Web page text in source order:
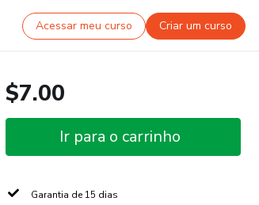
Acessar meu curso Criar um curso
$7.00
Ir para o carrinho
Garantia de 15 dias